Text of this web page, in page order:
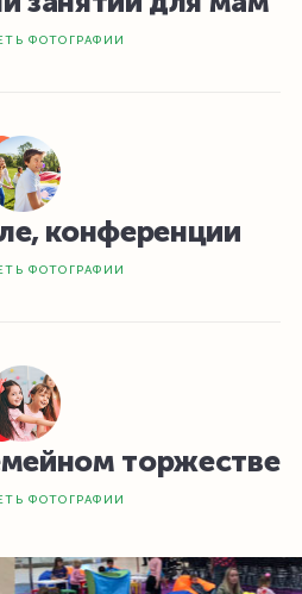
ФОТОГРАФИИ
конференции
ФОТОГРАФИИ
торжестве
ФОТОГРАФИИ